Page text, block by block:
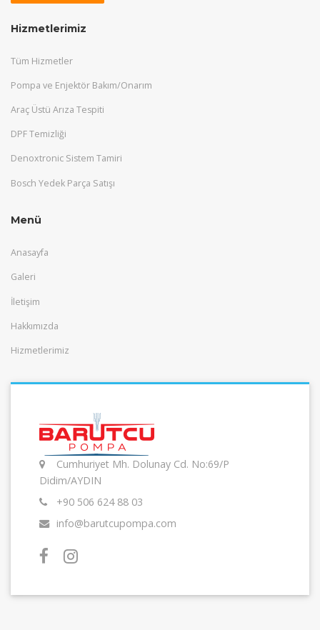
Hizmetlerimiz
Tüm Hizmetler
Pompa ve Enjektör Bakım/Onarım
Araç Üstü Arıza Tespiti
DPF Temizliği
Denoxtronic Sistem Tamiri
Bosch Yedek Parça Satışı
Menü
Anasayfa
Galeri
İletişim
Hakkımızda
Hizmetlerimiz
Cumhuriyet Mh. Dolunay Cd. No:69/P
Didim/AYDIN
+90 506 624 88 03
info@barutcupompa.com